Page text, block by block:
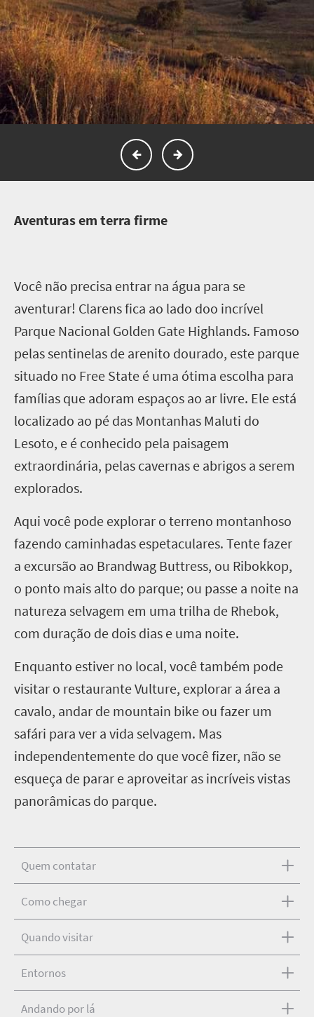
Aventuras em terra firme
Você não precisa entrar na água para se
aventurar! Clarens fica ao lado doo incrível
Parque Nacional Golden Gate Highlands. Famoso
pelas sentinelas de arenito dourado, este parque
situado no Free State é uma ótima escolha para
famílias que adoram espaços ao ar livre. Ele está
localizado ao pé das Montanhas Maluti do
Lesoto, e é conhecido pela paisagem
extraordinária, pelas cavernas e abrigos a serem
explorados.
Aqui você pode explorar o terreno montanhoso
fazendo caminhadas espetaculares. Tente fazer
a excursão ao Brandwag Buttress, ou Ribokkop,
o ponto mais alto do parque; ou passe a noite na
natureza selvagem em uma trilha de Rhebok,
com duração de dois dias e uma noite.
Enquanto estiver no local, você também pode
visitar o restaurante Vulture, explorar a área a
cavalo, andar de mountain bike ou fazer um
safári para ver a vida selvagem. Mas
independentemente do que você fizer, não se
esqueça de parar e aproveitar as incríveis vistas
panorâmicas do parque.
Quem contatar
Como chegar
Quando visitar
Entornos
Andando por lá